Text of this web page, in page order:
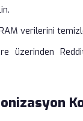
RAM verilerini
üzerinden